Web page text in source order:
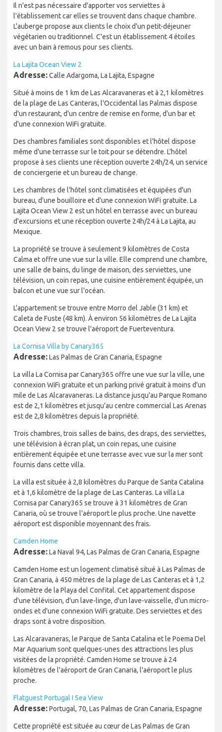
Il n'est pas nécessaire d'apporter vos serviettes à
l'établissement car elles se trouvent dans chaque chambre.
L'auberge propose aux clients le choix d'un petit-déjeuner
végétarien ou traditionnel. C'est un établissement 4 étoiles
avec un bain à remous pour ses clients.
La Lajita Ocean View 2
Adresse:Calle Adargoma, La Lajita, Espagne
Situé à moins de 1 km de Las Alcaravaneras et à 2,1 kilomètres
de la plage de Las Canteras, l'Occidental las Palmas dispose
d'un restaurant, d'un centre de remise en forme, d'un bar et
d'une connexion WiFi gratuite.
Des chambres familiales sont disponibles et l'hôtel dispose
même d'une terrasse sur le toit pour se détendre. L'hôtel
propose à ses clients une réception ouverte 24h/24, un service
de conciergerie et un bureau de change.
Les chambres de l'hôtel sont climatisées et équipées d'un
bureau, d'une bouilloire et d'une connexion WiFi gratuite. La
Lajita Ocean View 2 est un hôtel en terrasse avec un bureau
d'excursions et une réception ouverte 24h/24 à La Lajita, au
Mexique.
La propriété se trouve à seulement 9 kilomètres de Costa
Calma et offre une vue sur la ville. Elle comprend une chambre,
une salle de bains, du linge de maison, des serviettes, une
télévision, un coin repas, une cuisine entièrement équipée, un
balcon et une vue sur l'océan.
L'appartement se trouve entre Morro del Jable (31 km) et
Caleta de Fuste (48 km). À environ 56 kilomètres de La Lajita
Ocean View 2 se trouve l'aéroport de Fuerteventura.
La Cornisa Villa by Canary365
Adresse:Las Palmas de Gran Canaria, Espagne
La villa La Cornisa par Canary365 offre une vue sur la ville, une
connexion WiFi gratuite et un parking privé gratuit à moins d'un
mile de Las Alcaravaneras. La distance jusqu'au Parque Romano
est de 2,1 kilomètres et jusqu'au centre commercial Las Arenas
est de 2,8 kilomètres depuis la propriété.
Trois chambres, trois salles de bains, des draps, des serviettes,
une télévision à écran plat, un coin repas, une cuisine
entièrement équipée et une terrasse avec vue sur la mer sont
fournis dans cette villa.
La villa est située à 2,8 kilomètres du Parque de Santa Catalina
et à 1,6 kilomètre de la plage de Las Canteras. La villa La
Cornisa par Canary365 se trouve à 31 kilomètres de Gran
Canaria, où se trouve l'aéroport le plus proche. Une navette
aéroport est disponible moyennant des frais.
Camden Home
Adresse:La Naval 94, Las Palmas de Gran Canaria, Espagne
Camden Home est un logement climatisé situé à Las Palmas de
Gran Canaria, à 450 mètres de la plage de Las Canteras et à 1,2
kilomètre de la Playa del Confital. Cet appartement dispose
d'une télévision, d'un lave-linge, d'un lave-vaisselle, d'un micro-
ondes et d'une connexion WiFi gratuite. Des serviettes et des
draps sont à votre disposition.
Las Alcaravaneras, le Parque de Santa Catalina et le Poema Del
Mar Aquarium sont quelques-unes des attractions les plus
visitées de la propriété. Camden Home se trouve à 24
kilomètres de l'aéroport de Gran Canaria, l'aéroport le plus
proche.
Flatguest Portugal I Sea View
Adresse:Portugal, 70, Las Palmas de Gran Canaria, Espagne
Cette propriété est située au cœur de Las Palmas de Gran